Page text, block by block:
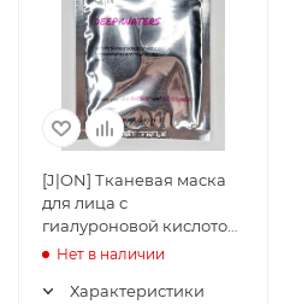
[J|ON] Тканевая маска
для лица с
гиалуроновой кислотой
Hyal Reyouth Sheet
Нет в наличии
Характеристики